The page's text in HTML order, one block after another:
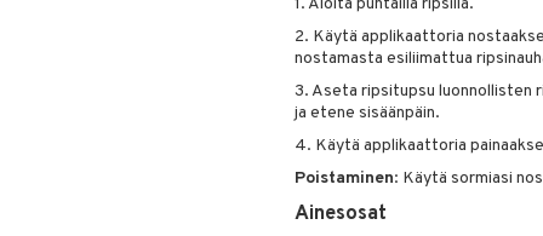
1. Aloita puhtailla ripsillä.
2. Käytä applikaattoria
nostamasta esiliimattua
3. Aseta ripsitupsu luonnollisten
ja etene sisäänpäin.
4. Käytä applikaattoria
Poistaminen: Käytä sormiasi
Ainesosat